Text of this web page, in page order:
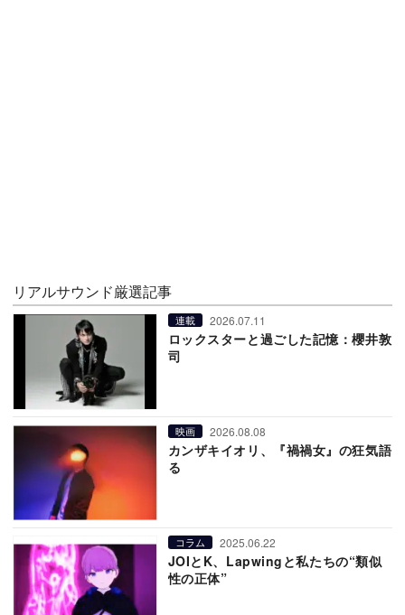
リアルサウンド厳選記事
連載 2026.07.11
ロックスターと過ごした記憶：櫻井敦
司
映画 2026.08.08
カンザキイオリ、『禍禍女』の狂気語
る
コラム 2025.06.22
JOIとK、Lapwingと私たちの“類似
性の正体”